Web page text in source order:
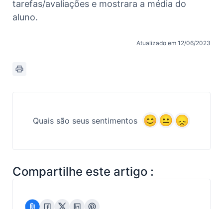
tarefas/avaliações e mostrara a média do
aluno.
Atualizado em 12/06/2023
Quais são seus sentimentos
Compartilhe este artigo :